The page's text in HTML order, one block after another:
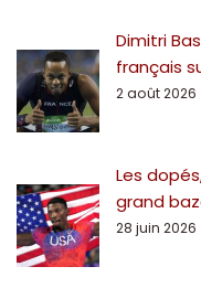
Dimitri
français
2 août 2026
Les
grand
28 juin 2026